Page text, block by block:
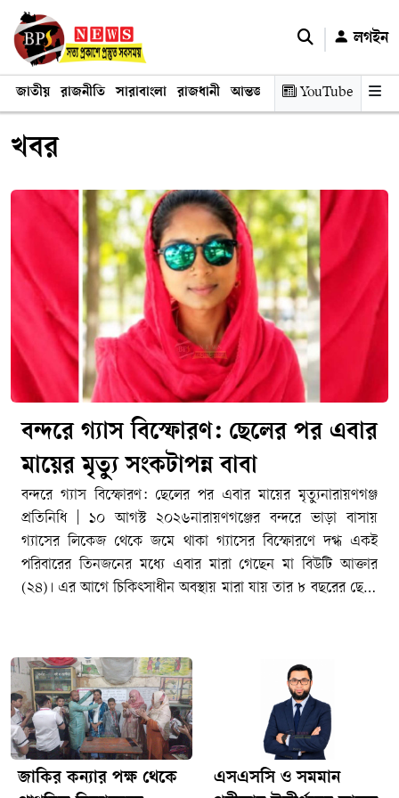
লগইন
জাতীয় রাজনীতি সারাবাংলা রাজধানী আন্তর্জাতিক অর্থনীতি তথ্য
YouTube
খবর
বন্দরে গ্যাস বিস্ফোরণ: ছেলের পর এবার
মায়ের মৃত্যু সংকটাপন্ন বাবা
বন্দরে গ্যাস বিস্ফোরণ: ছেলের পর এবার মায়ের মৃত্যুনারায়ণগঞ্জ
প্রতিনিধি | ১০ আগস্ট ২০২৬নারায়ণগঞ্জের বন্দরে ভাড়া বাসায়
গ্যাসের লিকেজ থেকে জমে থাকা গ্যাসের বিস্ফোরণে দগ্ধ একই
পরিবারের তিনজনের মধ্যে এবার মারা গেছেন মা বিউটি আক্তার
(২৪)। এর আগে চিকিৎসাধীন অবস্থায় মারা যায় তার ৮ বছরের ছেলে
রাজধানীর জাতীয় বার্ন অ্যান্ড প্লাস্টিক সার্জারি ইনস্টিটিউটে
চিকিৎসাধীন অবস্থায় বিউটি আক্তারের মৃত্যু হয়। বিষয়টি নিশ্চিত
করেছেন হাসপাতালের আবাসিক সার্জন ও সহকারী অধ্যাপক ডা.
শাওন বিন রহমান।তিনি জানান, বিস্ফোরণে বিউটি আক্তারের শরীরের
প্রায় ৮০ শতাংশ পুড়ে যায়। গুরুতর দগ্ধ অবস্থায় কয়েক দিন ধরে
হাসপাতালে চিকিৎসাধীন ছিলেন তিনি।এর আগে শনিবার দুপুরে
জাকির কন্যার পক্ষ থেকে
এসএসসি ও সমমান